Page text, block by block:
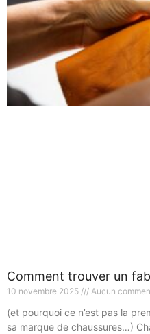
Comment trouver un
10 novembre 2025 Aucun
(et pourquoi ce n’est pas la
sa marque de chaussures…)